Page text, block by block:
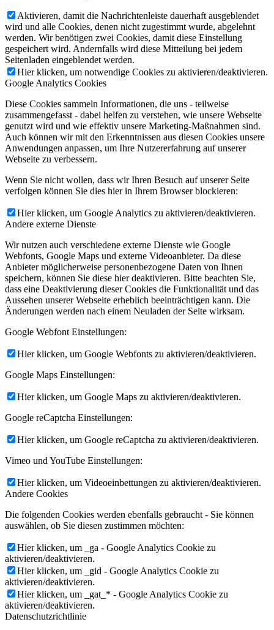
Aktivieren, damit die Nachrichtenleiste dauerhaft ausgeblendet
wird und alle Cookies, denen nicht zugestimmt wurde, abgelehnt
werden. Wir benötigen zwei Cookies, damit diese Einstellung
gespeichert wird. Andernfalls wird diese Mitteilung bei jedem
Seitenladen eingeblendet werden.
Hier klicken, um notwendige Cookies zu aktivieren/deaktivieren.
Google Analytics Cookies
Diese Cookies sammeln Informationen, die uns - teilweise
zusammengefasst - dabei helfen zu verstehen, wie unsere Webseite
genutzt wird und wie effektiv unsere Marketing-Maßnahmen sind.
Auch können wir mit den Erkenntnissen aus diesen Cookies unsere
Anwendungen anpassen, um Ihre Nutzererfahrung auf unserer
Webseite zu verbessern.
Wenn Sie nicht wollen, dass wir Ihren Besuch auf unserer Seite
verfolgen können Sie dies hier in Ihrem Browser blockieren:
Hier klicken, um Google Analytics zu aktivieren/deaktivieren.
Andere externe Dienste
Wir nutzen auch verschiedene externe Dienste wie Google
Webfonts, Google Maps und externe Videoanbieter. Da diese
Anbieter möglicherweise personenbezogene Daten von Ihnen
speichern, können Sie diese hier deaktivieren. Bitte beachten Sie,
dass eine Deaktivierung dieser Cookies die Funktionalität und das
Aussehen unserer Webseite erheblich beeinträchtigen kann. Die
Änderungen werden nach einem Neuladen der Seite wirksam.
Google Webfont Einstellungen:
Hier klicken, um Google Webfonts zu aktivieren/deaktivieren.
Google Maps Einstellungen:
Hier klicken, um Google Maps zu aktivieren/deaktivieren.
Google reCaptcha Einstellungen:
Hier klicken, um Google reCaptcha zu aktivieren/deaktivieren.
Vimeo und YouTube Einstellungen:
Hier klicken, um Videoeinbettungen zu aktivieren/deaktivieren.
Andere Cookies
Die folgenden Cookies werden ebenfalls gebraucht - Sie können
auswählen, ob Sie diesen zustimmen möchten:
Hier klicken, um _ga - Google Analytics Cookie zu
aktivieren/deaktivieren.
Hier klicken, um _gid - Google Analytics Cookie zu
aktivieren/deaktivieren.
Hier klicken, um _gat_* - Google Analytics Cookie zu
aktivieren/deaktivieren.
Datenschutzrichtlinie